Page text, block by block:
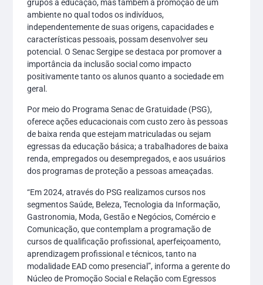
grupos à educação, mas também à promoção de um
ambiente no qual todos os indivíduos,
independentemente de suas origens, capacidades e
características pessoais, possam desenvolver seu
potencial. O Senac Sergipe se destaca por promover a
importância da inclusão social como impacto
positivamente tanto os alunos quanto a sociedade em
geral.
Por meio do Programa Senac de Gratuidade (PSG),
oferece ações educacionais com custo zero às pessoas
de baixa renda que estejam matriculadas ou sejam
egressas da educação básica; a trabalhadores de baixa
renda, empregados ou desempregados, e aos usuários
dos programas de proteção a pessoas ameaçadas.
“Em 2024, através do PSG realizamos cursos nos
segmentos Saúde, Beleza, Tecnologia da Informação,
Gastronomia, Moda, Gestão e Negócios, Comércio e
Comunicação, que contemplam a programação de
cursos de qualificação profissional, aperfeiçoamento,
aprendizagem profissional e técnicos, tanto na
modalidade EAD como presencial”, informa a gerente do
Núcleo de Promoção Social e Relação com Egressos